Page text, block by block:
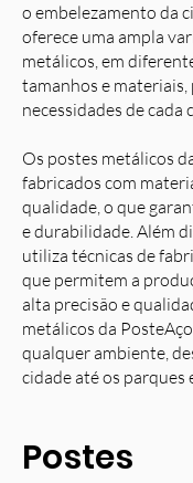
o embelezamento da
oferece uma ampla
metálicos, em
tamanhos e materiais,
necessidades de cada
Os postes metálicos
fabricados com
qualidade, o que
e durabilidade. Além
utiliza técnicas de
que permitem a
alta precisão e
metálicos da
qualquer ambiente,
cidade até os parques
Postes